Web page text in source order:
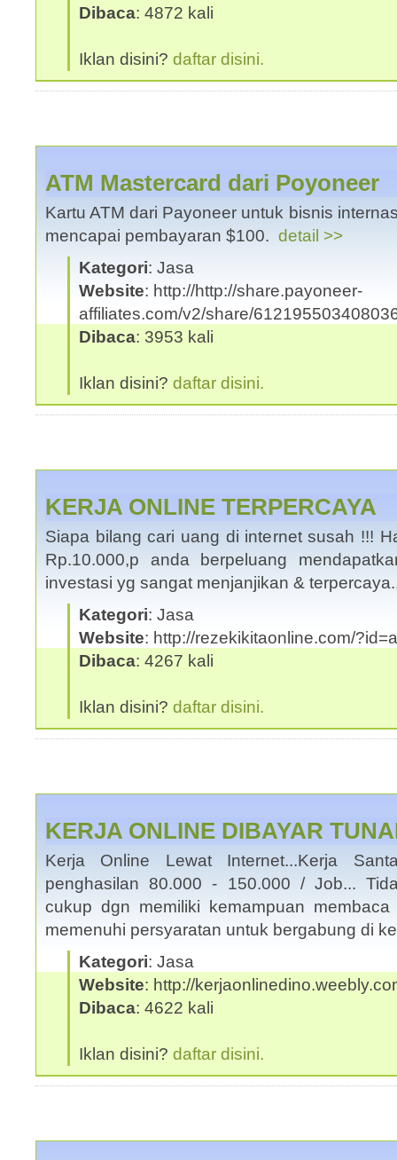
Dibaca: 4872 kali
Iklan disini? daftar disini.
ATM Mastercard dari Poyoneer
Kartu ATM dari Payoneer untuk bisnis
mencapai pembayaran $100. detail >>
Kategori: Jasa
Website: http://http://share.payoneer-
affiliates.com/v2/share/
Dibaca: 3953 kali
Iklan disini? daftar disini.
KERJA ONLINE TERPERCAYA
Siapa bilang cari uang di internet susah !!!
Rp.10.000,p anda berpeluang
investasi yg sangat menjanjikan &
Kategori: Jasa
Website: http://rezekikitaonline.com/
Dibaca: 4267 kali
Iklan disini? daftar disini.
KERJA ONLINE DIBAYAR
Kerja Online Lewat Internet...Kerja
penghasilan 80.000 - 150.000 / Job...
cukup dgn memiliki kemampuan
memenuhi persyaratan untuk bergabung di
Kategori: Jasa
Website: http://
Dibaca: 4622 kali
Iklan disini? daftar disini.